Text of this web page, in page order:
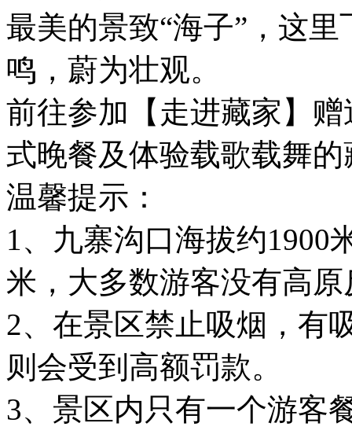
最美的景致“海子”，这
鸣，蔚为壮观。
前往参加【走进藏家】
式晚餐及体验载歌载舞
温馨提示：
1、九寨沟口海拔约1900
米，大多数游客没有高
2、在景区禁止吸烟，有
则会受到高额罚款。
3、景区内只有一个游客